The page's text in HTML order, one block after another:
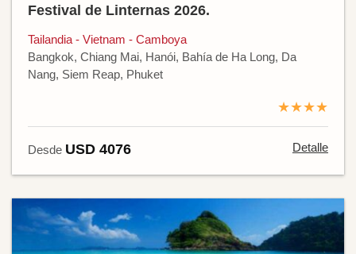
Festival de Linternas 2026.
Tailandia - Vietnam - Camboya
Bangkok, Chiang Mai, Hanói, Bahía de Ha Long, Da
Nang, Siem Reap, Phuket
★★★★
Desde USD 4076 Detalle